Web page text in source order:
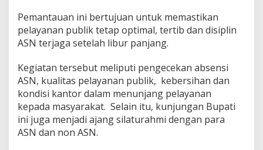
Pemantauan ini bertujuan untuk memastikan
pelayanan publik tetap optimal, tertib dan disiplin
ASN terjaga setelah libur panjang.
Kegiatan tersebut meliputi pengecekan absensi
ASN, kualitas pelayanan publik, kebersihan dan
kondisi kantor dalam menunjang pelayanan
kepada masyarakat. Selain itu, kunjungan Bupati
ini juga menjadi ajang silaturahmi dengan para
ASN dan non ASN.